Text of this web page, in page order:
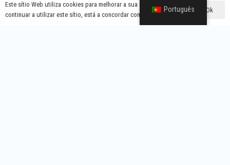
Português
Este sítio Web utiliza cookies para melhorar a sua experiência. Se
continuar a utilizar este sítio, está a concordar com isso.
Ok